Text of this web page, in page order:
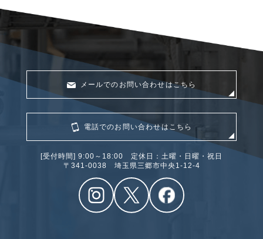
メールでのお問い合わせはこちら
電話でのお問い合わせはこちら
[受付時間] 9:00～18:00 定休日：土曜・日曜・祝日
〒341‐0038 埼玉県三郷市中央1-12-4